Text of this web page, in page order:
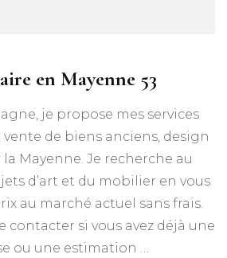
en Mayenne 53
je propose mes services
vente de biens anciens, design
Mayenne. Je recherche au
d’art et du mobilier en vous
au marché actuel sans frais.
contacter si vous avez déjà une
ou une estimation …